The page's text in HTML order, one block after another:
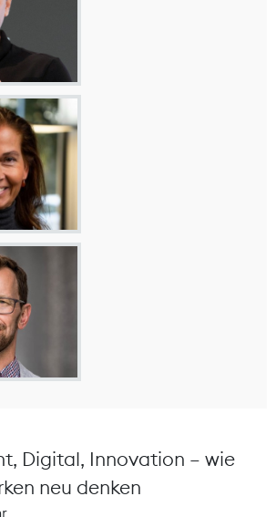
Digital, Innovation – wie
neu denken